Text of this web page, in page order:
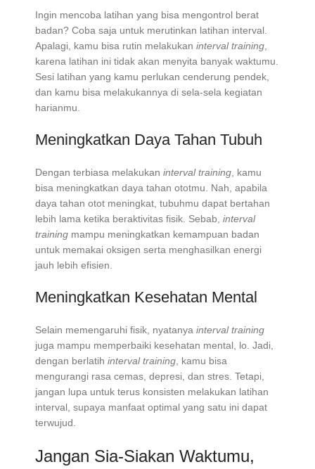
Ingin mencoba latihan yang bisa mengontrol berat
badan? Coba saja untuk merutinkan latihan interval.
Apalagi, kamu bisa rutin melakukan interval training
karena latihan ini tidak akan menyita banyak waktumu.
Sesi latihan yang kamu perlukan cenderung pendek,
dan kamu bisa melakukannya di sela-sela kegiatan
harianmu.
Meningkatkan Daya Tahan Tubuh
Dengan terbiasa melakukan interval training , kamu
bisa meningkatkan daya tahan ototmu. Nah, apabila
daya tahan otot meningkat, tubuhmu dapat bertahan
lebih lama ketika beraktivitas fisik. Sebab, interval
training mampu meningkatkan kemampuan badan
untuk memakai oksigen serta menghasilkan energi
jauh lebih efisien.
Meningkatkan Kesehatan Mental
Selain memengaruhi fisik, nyatanya interval training
juga mampu memperbaiki kesehatan mental, lo. Jadi,
dengan berlatih interval training , kamu bisa
mengurangi rasa cemas, depresi, dan stres. Tetapi,
jangan lupa untuk terus konsisten melakukan latihan
interval, supaya manfaat optimal yang satu ini dapat
terwujud.
Jangan Sia-Siakan Waktumu,